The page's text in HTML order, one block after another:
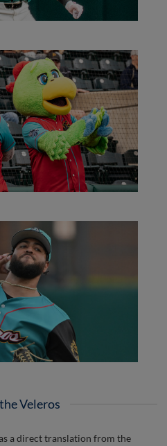
Veleros
a direct translation from the